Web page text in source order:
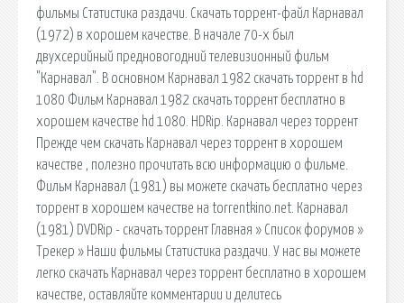
фильмы Статистика раздачи. Скачать торрент-файл Карнавал
(1972) в хорошем качестве. В начале 70-х был
двухсерийный предновогодний телевизионный фильм
"Карнавал". В основном Карнавал 1982 скачать торрент в hd
1080 Фильм Карнавал 1982 скачать торрент бесплатно в
хорошем качестве hd 1080. HDRip. Карнавал через торрент
Прежде чем скачать Карнавал через торрент в хорошем
качестве , полезно прочитать всю информацию о фильме.
Фильм Карнавал (1981) вы можете скачать бесплатно через
торрент в хорошем качестве на torrentkino.net. Карнавал
(1981) DVDRip - скачать торрент Главная » Список форумов »
Трекер » Наши фильмы Статистика раздачи. У нас вы можете
легко скачать Карнавал через торрент бесплатно в хорошем
качестве, оставляйте комментарии и делитесь